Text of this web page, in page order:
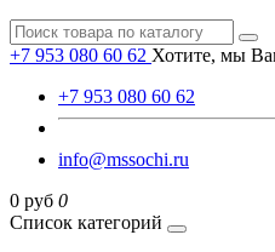
+7 953 080 60 62 Хотите, мы
+7 953 080 60 62
info@mssochi.ru
0 руб 0
Список категорий